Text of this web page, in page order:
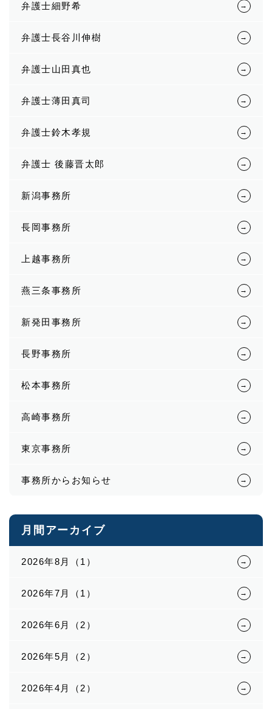
弁護士細野希
弁護士長谷川伸樹
弁護士山田真也
弁護士薄田真司
弁護士鈴木孝規
弁護士 後藤晋太郎
新潟事務所
長岡事務所
上越事務所
燕三条事務所
新発田事務所
長野事務所
松本事務所
高崎事務所
東京事務所
事務所からお知らせ
月間アーカイブ
2026年8月（1）
2026年7月（1）
2026年6月（2）
2026年5月（2）
2026年4月（2）